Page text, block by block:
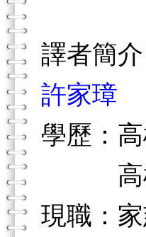
譯者簡介
許家璋
學歷：
高雄
現職：